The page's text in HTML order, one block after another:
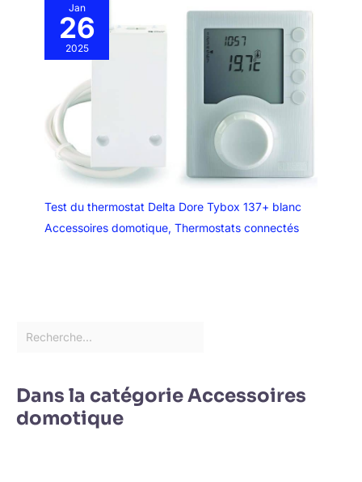
Jan
26
2025
Test du thermostat Delta Dore Tybox 137+ blanc
Accessoires domotique, Thermostats connectés
Dans la catégorie Accessoires
domotique